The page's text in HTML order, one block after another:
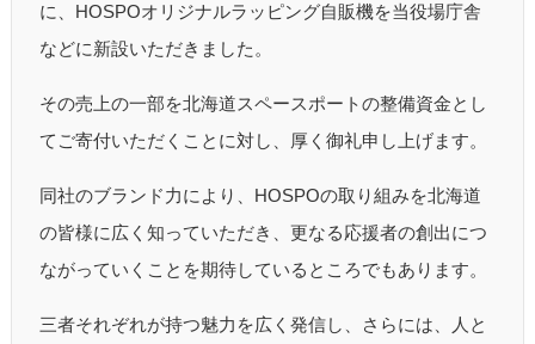
に、HOSPOオリジナルラッピング自販機を当役場庁舎
などに新設いただきました。
その売上の一部を北海道スペースポートの整備資金とし
てご寄付いただくことに対し、厚く御礼申し上げます。
同社のブランド力により、HOSPOの取り組みを北海道
の皆様に広く知っていただき、更なる応援者の創出につ
ながっていくことを期待しているところでもあります。
三者それぞれが持つ魅力を広く発信し、さらには、人と